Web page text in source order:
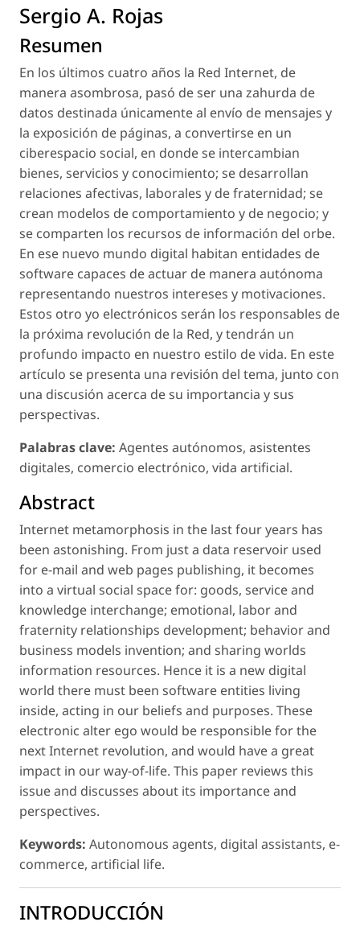
Sergio A. Rojas
Resumen
En los últimos cuatro años la Red Internet, de
manera asombrosa, pasó de ser una zahurda de
datos destinada únicamente al envío de mensajes y
la exposición de páginas, a convertirse en un
ciberespacio social, en donde se intercambian
bienes, servicios y conocimiento; se desarrollan
relaciones afectivas, laborales y de fraternidad; se
crean modelos de comportamiento y de negocio; y
se comparten los recursos de información del orbe.
En ese nuevo mundo digital habitan entidades de
software capaces de actuar de manera autónoma
representando nuestros intereses y motivaciones.
Estos otro yo electrónicos serán los responsables de
la próxima revolución de la Red, y tendrán un
profundo impacto en nuestro estilo de vida. En este
artículo se presenta una revisión del tema, junto con
una discusión acerca de su importancia y sus
perspectivas.
Palabras clave: Agentes autónomos, asistentes
digitales, comercio electrónico, vida artificial.
Abstract
Internet metamorphosis in the last four years has
been astonishing. From just a data reservoir used
for e-mail and web pages publishing, it becomes
into a virtual social space for: goods, service and
knowledge interchange; emotional, labor and
fraternity relationships development; behavior and
business models invention; and sharing worlds
information resources. Hence it is a new digital
world there must been software entities living
inside, acting in our beliefs and purposes. These
electronic alter ego would be responsible for the
next Internet revolution, and would have a great
impact in our way-of-life. This paper reviews this
issue and discusses about its importance and
perspectives.
Keywords: Autonomous agents, digital assistants, e-
commerce, artificial life.
INTRODUCCIÓN